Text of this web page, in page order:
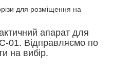
для розміщення на
апарат для
01. Відправляємо по
на вибір.